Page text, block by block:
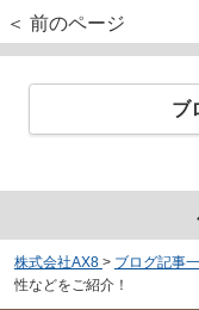
＜ 前のページ
ブ
株式会社AX8 > ブログ記事
性などをご紹介！